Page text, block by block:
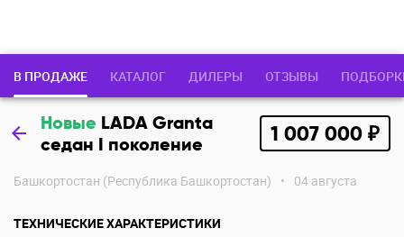
В ПРОДАЖЕ КАТАЛОГ ДИЛЕРЫ ОТЗЫВЫ
Новые LADA Granta
седан I поколение
1 007 000 ₽
Башкортостан (Республика Башкортостан) • 04 августа
ТЕХНИЧЕСКИЕ ХАРАКТЕРИСТИКИ